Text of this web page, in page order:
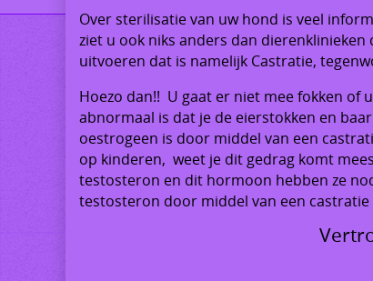
Over sterilisatie van uw hond is veel
ziet u ook niks anders dan
uitvoeren dat is namelijk Castratie,
Hoezo dan!! U gaat er niet mee fokken of
abnormaal is dat je de eierstokken en
oestrogeen is door middel van een
op kinderen, weet je dit gedrag komt
testosteron en dit hormoon hebben ze
testosteron door middel van een